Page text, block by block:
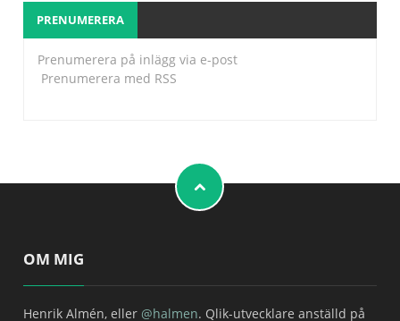
PRENUMERERA
Prenumerera på inlägg via e-post
Prenumerera med RSS
OM MIG
Henrik Almén, eller @halmen. Qlik-utvecklare anställd på